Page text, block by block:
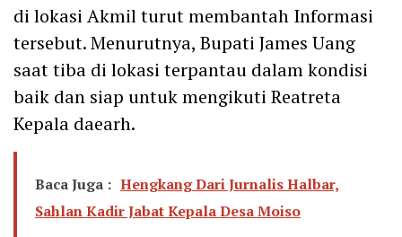
di lokasi Akmil turut membantah Informasi
tersebut. Menurutnya, Bupati James Uang
saat tiba di lokasi terpantau dalam kondisi
baik dan siap untuk mengikuti Reatreta
Kepala daearh.
Baca Juga : Hengkang Dari Jurnalis Halbar,
Sahlan Kadir Jabat Kepala Desa Moiso